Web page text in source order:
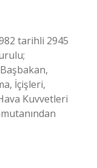
tarihli 2945
İçişleri,
Kuvvetleri